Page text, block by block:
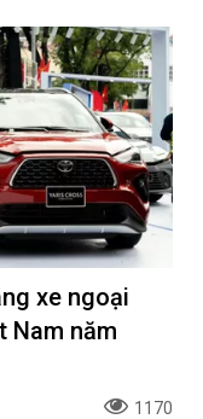
xe ngoại
Nam năm
1170